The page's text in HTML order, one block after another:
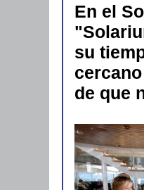
En el
su
de que